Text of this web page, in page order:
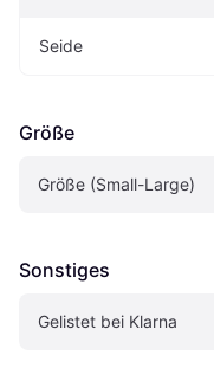
Seide
Größe
Größe (Small-Large)
Sonstiges
Gelistet bei Klarna